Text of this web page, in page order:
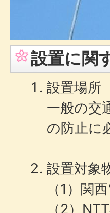
設置に関
設置場所
一般の交
の防止に
設置対象
（1）関
（2）